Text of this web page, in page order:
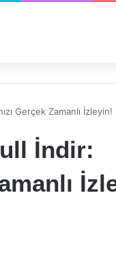
Gerçek Zamanlı İzleyin!
İndir: